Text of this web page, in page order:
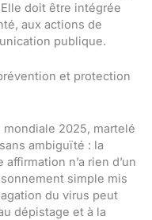
doit être intégrée
aux actions de
publique.
et protection
2025, martelé
ambiguïté : la
n’a rien d’un
simple mis
du virus peut
dépistage et à la